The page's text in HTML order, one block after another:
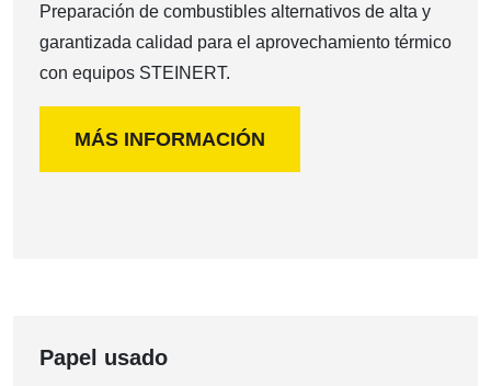
Preparación de combustibles alternativos de alta y
garantizada calidad para el aprovechamiento térmico
con equipos STEINERT.
MÁS INFORMACIÓN
Papel usado